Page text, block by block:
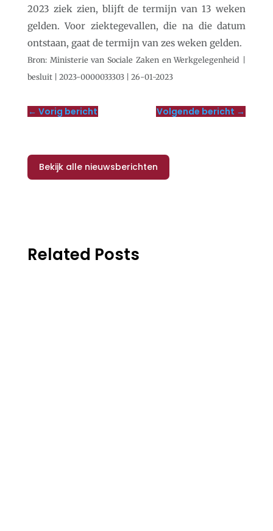
2023 ziek zien, blijft de termijn van 13 weken
gelden. Voor ziektegevallen, die na die datum
ontstaan, gaat de termijn van zes weken gelden.
Bron: Ministerie van Sociale Zaken en Werkgelegenheid |
besluit | 2023-0000033303 | 26-01-2023
← Vorig bericht Volgende bericht →
Bekijk alle nieuwsberichten
Related Posts